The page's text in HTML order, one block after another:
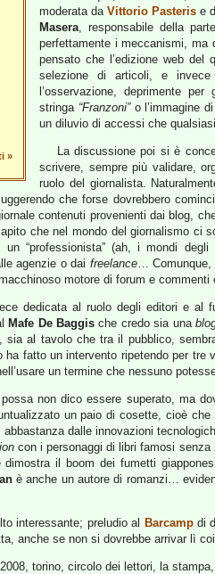
»
moderata da Vittorio Pasteris e
Masera, responsabile della
perfettamente i meccanismi, ma
pensato che l’edizione web
selezione di articoli, e
l’osservazione, deprimente
stringa “Franzoni”o l’immagine
un diluvio di accessi che
La discussione poi si è
scrivere, sempre più validare,
ruolo del giornalista.
che forse dovrebbero
contenuti provenienti dai blog,
che nel mondo del giornalismo ci
“professionista” (ah, i mondi
agenzie o dai freelance… Comunque,
motore di forum e
dedicata al ruolo degli editori e
Mafe De Baggis che credo sia una
sia al tavolo che tra il pubblico,
ha fatto un intervento ripetendo per tre
un termine che nessuno
non dico essere superato, ma
un paio di cosette, cioè
dalle innovazioni
con i personaggi di libri famosi senza
il boom dei fumetti
è anche un autore di romanzi…
interessante; preludio al Barcampdi
anche se non si dovrebbe arrivar lì
torino, circolo dei lettori, la